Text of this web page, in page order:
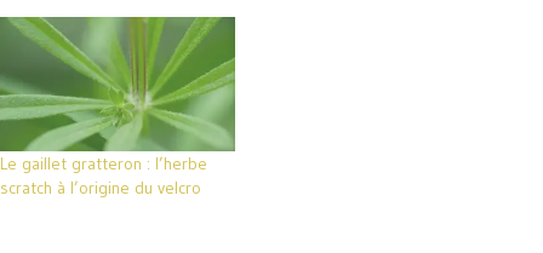
Le gaillet gratteron : l’herbe
scratch à l’origine du velcro